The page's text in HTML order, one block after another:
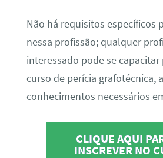
Não há requisitos específicos
nessa profissão; qualquer
interessado pode se
curso de perícia grafotécnica,
conhecimentos necessários
CLIQUE AQUI
INSCREVER NO